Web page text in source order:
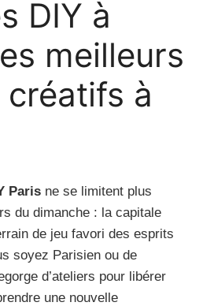
DIY à
meilleurs
à
Paris ne se limitent plus
du dimanche : la capitale
de jeu favori des esprits
soyez Parisien ou de
d’ateliers pour libérer
une nouvelle